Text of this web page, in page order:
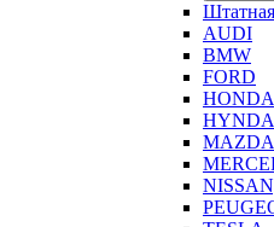
AUDI
BMW
FORD
MAZDA